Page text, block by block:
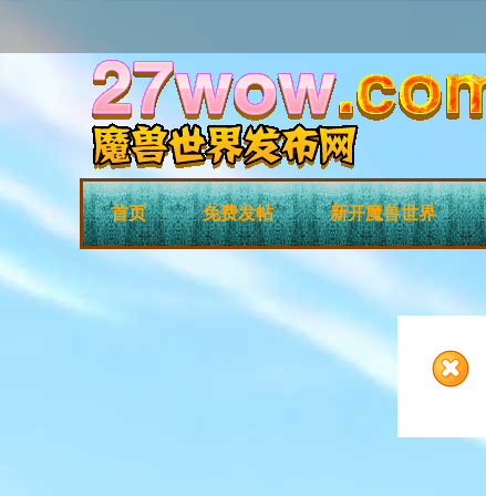
首页 免费发帖 新开魔兽世界